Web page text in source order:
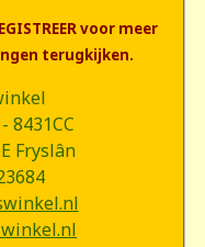
voor meer
terugkijken.
Fryslân